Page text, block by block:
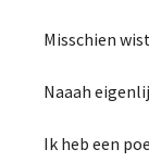
Misschien
Naaah
Ik heb een